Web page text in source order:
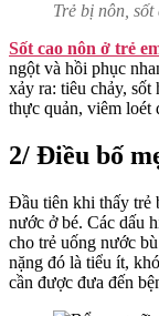
Trẻ bị nôn,
Sốt cao nôn ở trẻ
ngột và hồi phục
xảy ra: tiêu chảy, sốt
thực quản, viêm loét
2/ Điều bố
Đầu tiên khi thấy trẻ
nước ở bé. Các dấu
cho trẻ uống nước
nặng đó là tiểu ít,
cần được đưa đến